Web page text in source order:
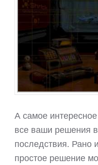
А самое
все ваши решения в
последствия. Рано
простое решение